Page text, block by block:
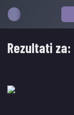
Rezultati za: